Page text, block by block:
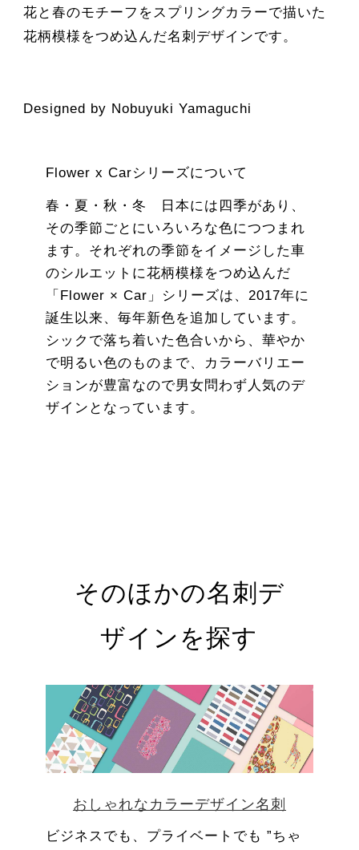
花と春のモチーフをスプリングカラーで描いた
花柄模様をつめ込んだ名刺デザインです。
Designed by Nobuyuki Yamaguchi
Flower x Carシリーズについて
春・夏・秋・冬 日本には四季があり、
その季節ごとにいろいろな色につつまれ
ます。それぞれの季節をイメージした車
のシルエットに花柄模様をつめ込んだ
「Flower × Car」シリーズは、2017年に
誕生以来、毎年新色を追加しています。
シックで落ち着いた色合いから、華やか
で明るい色のものまで、カラーバリエー
ションが豊富なので男女問わず人気のデ
ザインとなっています。
そのほかの名刺デ
ザインを探す
おしゃれなカラーデザイン名刺
ビジネスでも、プライベートでも ”ちゃ